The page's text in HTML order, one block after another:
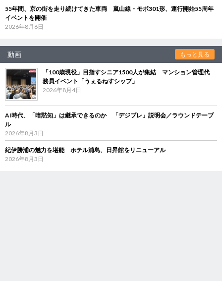
55年間、京の街を走り続けてきた車両 嵐山線・モボ301形、運行開始55周年
イベントを開催
2026年8月6日
動画 もっと見る
「100歳現役」目指すシニア1500人が集結 マンション管理代
務員イベント「うぇるねすシップ」
2026年8月4日
AI時代、「暗黙知」は継承できるのか 「デジブレ」説明会／ラウンドテーブ
ル
2026年8月3日
紀伊勝浦の魅力を堪能 ホテル浦島、日昇館をリニューアル
2026年8月3日